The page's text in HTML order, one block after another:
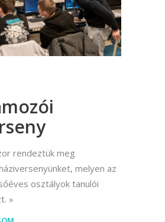
rendeztük meg
melyen az
osztályok tanulói